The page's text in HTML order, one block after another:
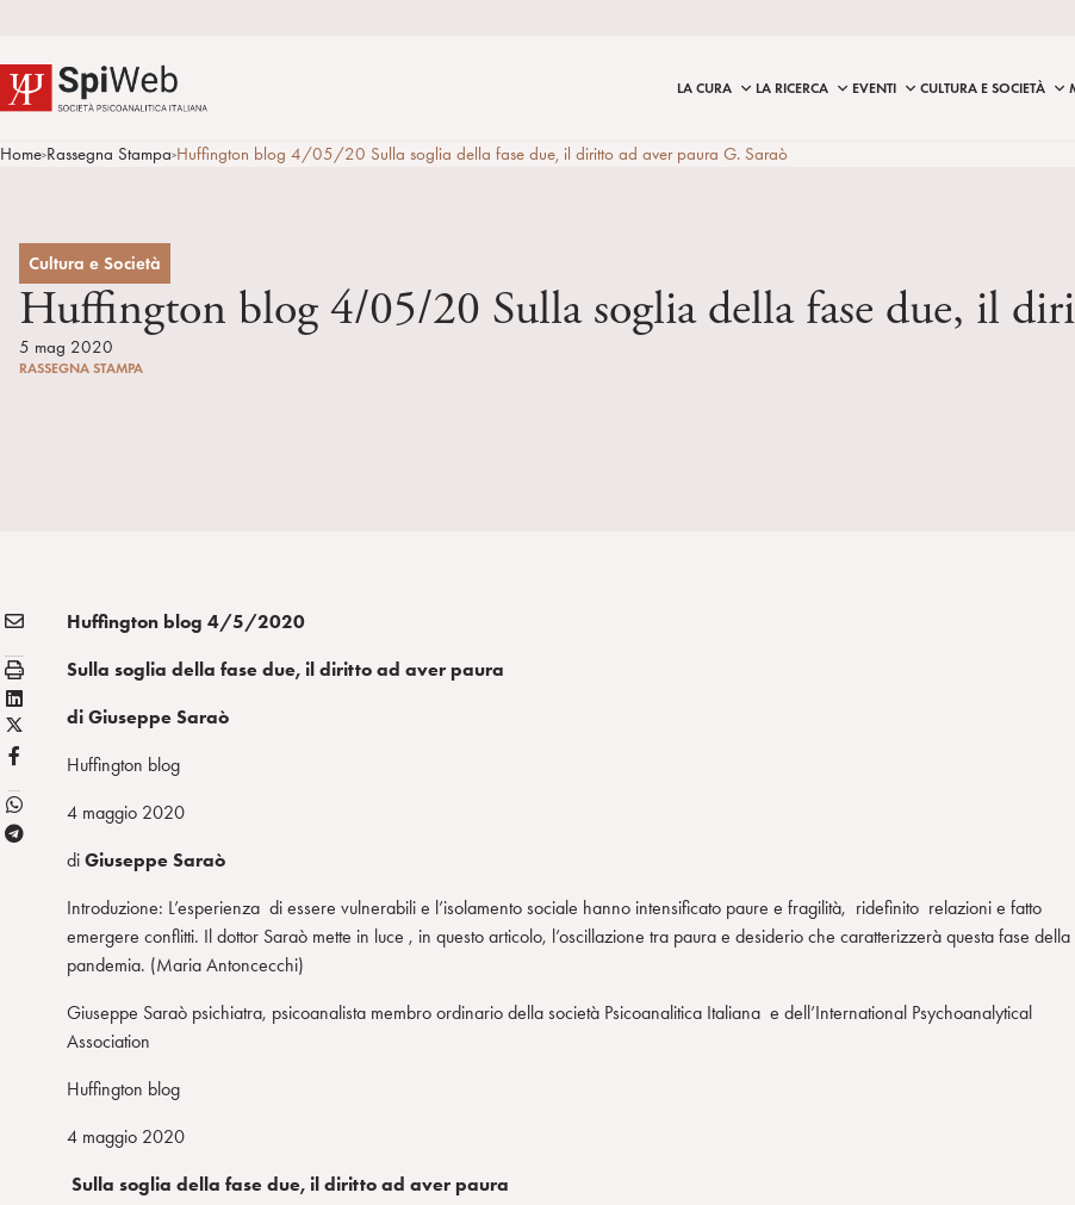
LA CURA LA RICERCA EVENTI CULTURA E SOCIETÀ
Home>Rassegna Stampa>Huffington blog 4/05/20 Sulla soglia della fase due, il diritto ad aver paura G. Saraò
Cultura e Società
Huffington blog 4/05/20 Sulla soglia della fase due, il
5 mag 2020
RASSEGNA STAMPA
Condividi:
E
A
I
L
S
t
a
m
a
L
i
n
e
d
X
/
w
i
F
T
Huffington blog 4/5/2020
Sulla soglia della fase due, il diritto ad aver paura
di Giuseppe Saraò
Huffington blog
4 maggio 2020
di Giuseppe Saraò
Introduzione: L’esperienza di essere vulnerabili e l’isolamento sociale hanno intensificato paure e fragilità, ridefinito relazioni e fatto
emergere conflitti. Il dottor Saraò mette in luce , in questo articolo, l’oscillazione tra paura e desiderio che caratterizzerà questa fase della
pandemia. (Maria Antoncecchi)
Giuseppe Saraò psichiatra, psicoanalista membro ordinario della società Psicoanalitica Italiana e dell’International Psychoanalytical
Association
Huffington blog
4 maggio 2020
Sulla soglia della fase due, il diritto ad aver paura